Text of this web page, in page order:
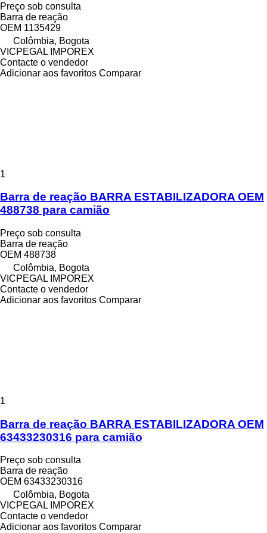
Preço sob consulta
Barra de reação
OEM 1135429
Colômbia, Bogota
VICPEGAL IMPOREX
Contacte o vendedor
Adicionar aos favoritos Comparar
1
Barra de reação BARRA ESTABILIZADORA OEM
488738 para camião
Preço sob consulta
Barra de reação
OEM 488738
Colômbia, Bogota
VICPEGAL IMPOREX
Contacte o vendedor
Adicionar aos favoritos Comparar
1
Barra de reação BARRA ESTABILIZADORA OEM
63433230316 para camião
Preço sob consulta
Barra de reação
OEM 63433230316
Colômbia, Bogota
VICPEGAL IMPOREX
Contacte o vendedor
Adicionar aos favoritos Comparar